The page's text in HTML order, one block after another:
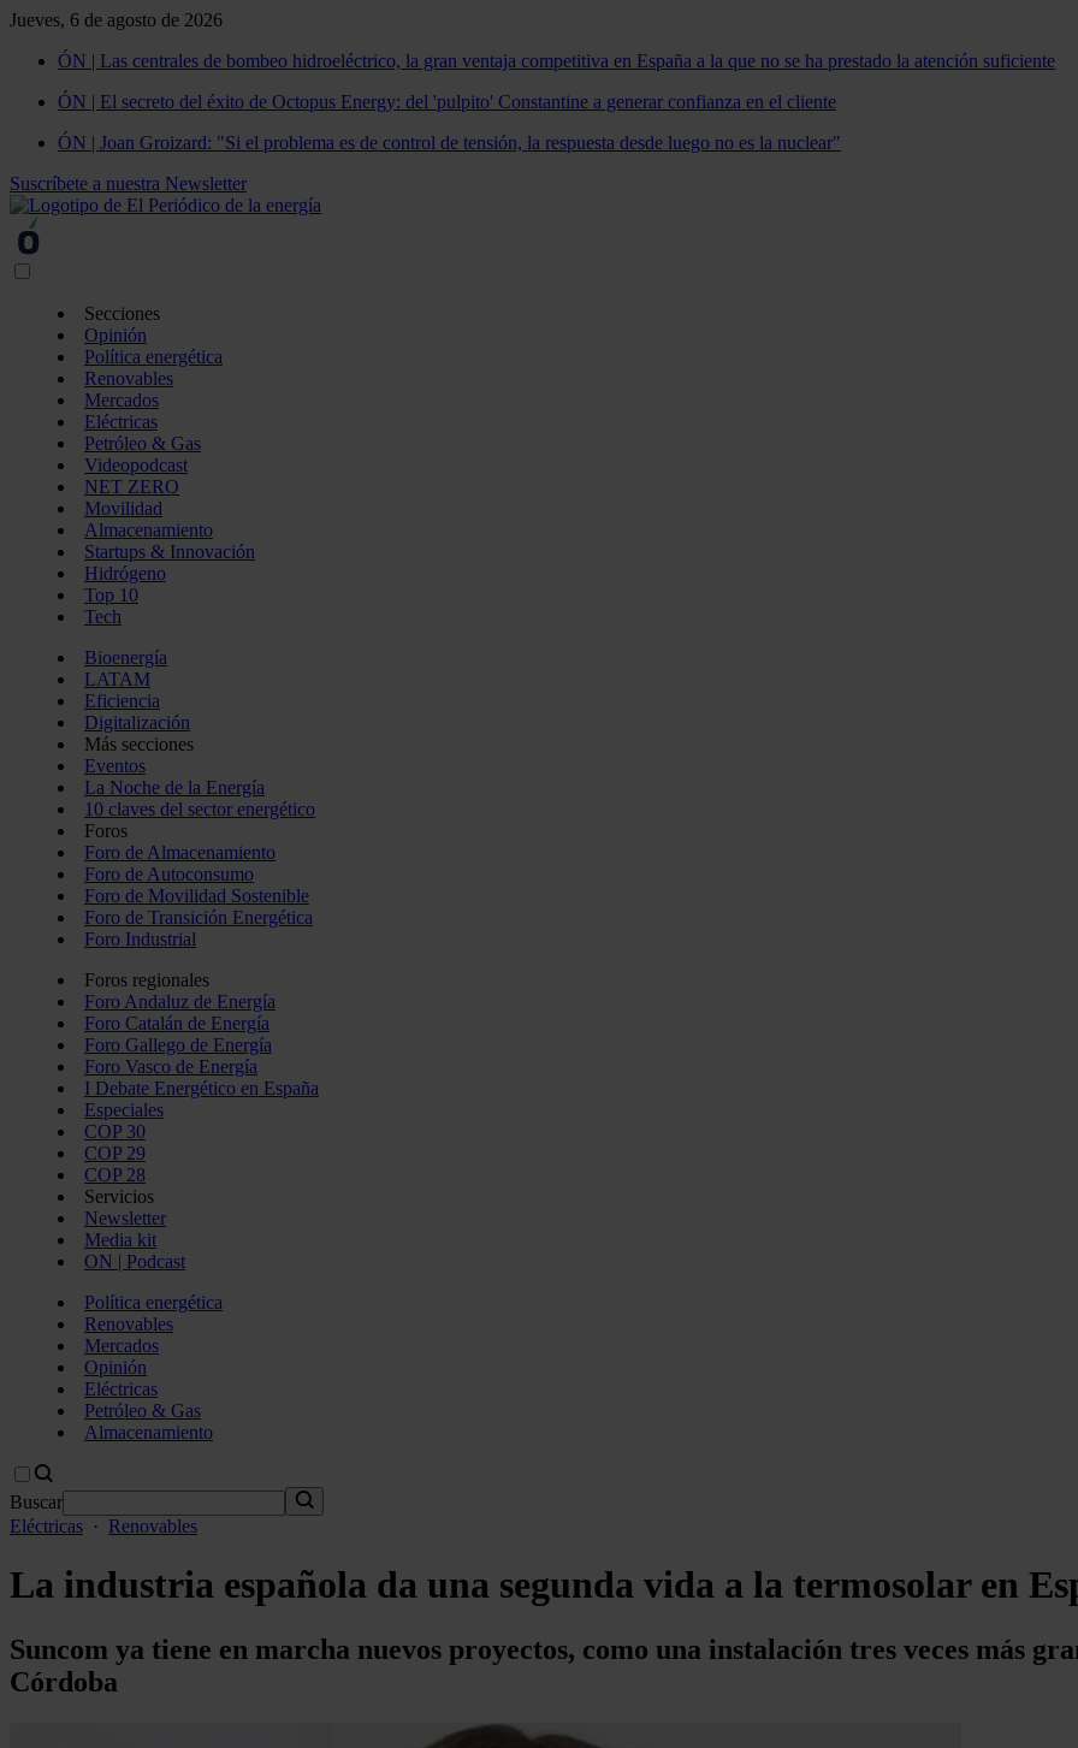
Jueves, 6 de agosto de 2026
ÓN | Las centrales de bombeo hidroeléctrico, la gran ventaja competitiva en España a la que no se ha prestado la atención suficiente
ÓN | El secreto del éxito de Octopus Energy: del 'pulpito' Constantine a generar confianza en el cliente
ÓN | Joan Groizard: "Si el problema es de control de tensión, la respuesta desde luego no es la nuclear"
Suscríbete a nuestra Newsletter
Secciones
Opinión
Política energética
Renovables
Mercados
Eléctricas
Petróleo & Gas
Videopodcast
NET ZERO
Movilidad
Almacenamiento
Startups & Innovación
Hidrógeno
Top 10
Tech
Bioenergía
LATAM
Eficiencia
Digitalización
Más secciones
Eventos
La Noche de la Energía
10 claves del sector energético
Foros
Foro de Almacenamiento
Foro de Autoconsumo
Foro de Movilidad Sostenible
Foro de Transición Energética
Foro Industrial
Foros regionales
Foro Andaluz de Energía
Foro Catalán de Energía
Foro Gallego de Energía
Foro Vasco de Energía
I Debate Energético en España
Especiales
COP 30
COP 29
COP 28
Servicios
Newsletter
Media kit
ON | Podcast
Política energética
Renovables
Mercados
Opinión
Eléctricas
Petróleo & Gas
Almacenamiento
Buscar
Eléctricas · Renovables
La industria española da una segunda vida a la termosolar en
Suncom ya tiene en marcha nuevos proyectos, como una instalación tres veces más
Córdoba